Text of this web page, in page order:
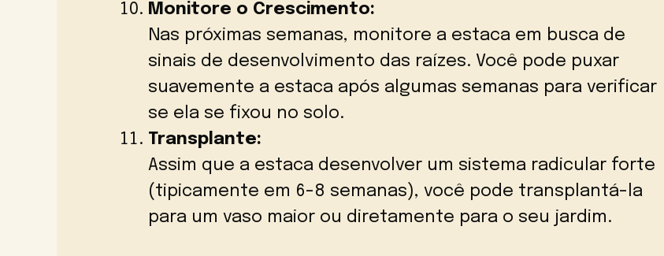
Monitore o Crescimento:
Nas próximas semanas, monitore a estaca em busca de
sinais de desenvolvimento das raízes. Você pode puxar
suavemente a estaca após algumas semanas para verificar
se ela se fixou no solo.
Transplante:
Assim que a estaca desenvolver um sistema radicular forte
(tipicamente em 6-8 semanas), você pode transplantá-la
para um vaso maior ou diretamente para o seu jardim.